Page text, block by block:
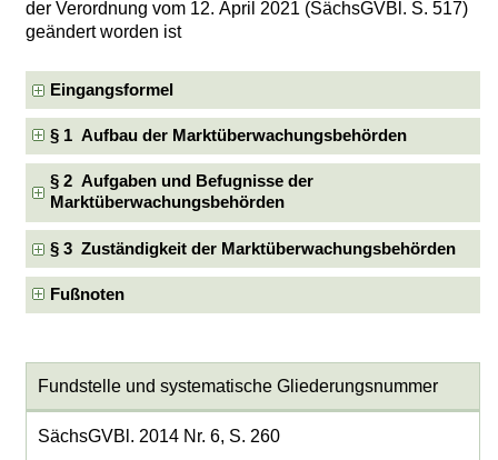
der Verordnung vom 12. April 2021 (SächsGVBl. S. 517)
geändert worden ist
Eingangsformel
§ 1 Aufbau der Marktüberwachungsbehörden
§ 2 Aufgaben und Befugnisse der
Marktüberwachungsbehörden
§ 3 Zuständigkeit der Marktüberwachungsbehörden
Fußnoten
Fundstelle und systematische Gliederungsnummer
SächsGVBl. 2014 Nr. 6, S. 260